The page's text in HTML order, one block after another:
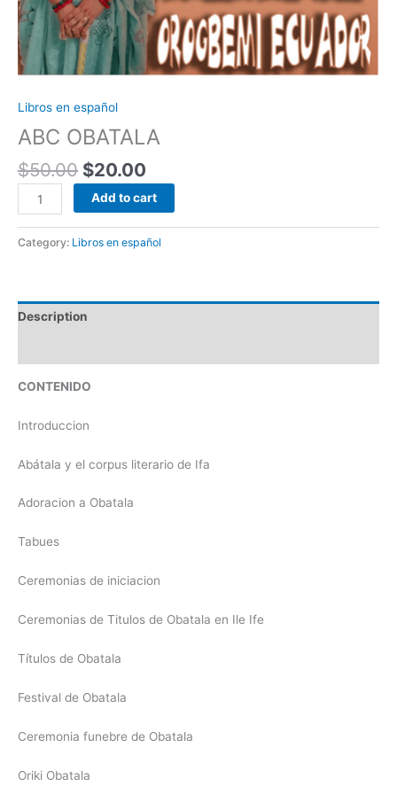
Libros en español
ABC OBATALA
$50.00 $20.00
Add to cart
Category: Libros en español
Description
CONTENIDO
Introduccion
Abátala y el corpus literario de Ifa
Adoracion a Obatala
Tabues
Ceremonias de iniciacion
Ceremonias de Titulos de Obatala en Ile Ife
Títulos de Obatala
Festival de Obatala
Ceremonia funebre de Obatala
Oriki Obatala